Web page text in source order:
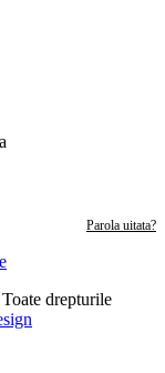
Parola uitata?
drepturile